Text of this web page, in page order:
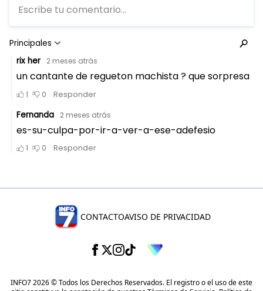
CONTACTOAVISO DE PRIVACIDAD
INFO7 2026 © Todos los Derechos Reservados. El registro o el uso de este